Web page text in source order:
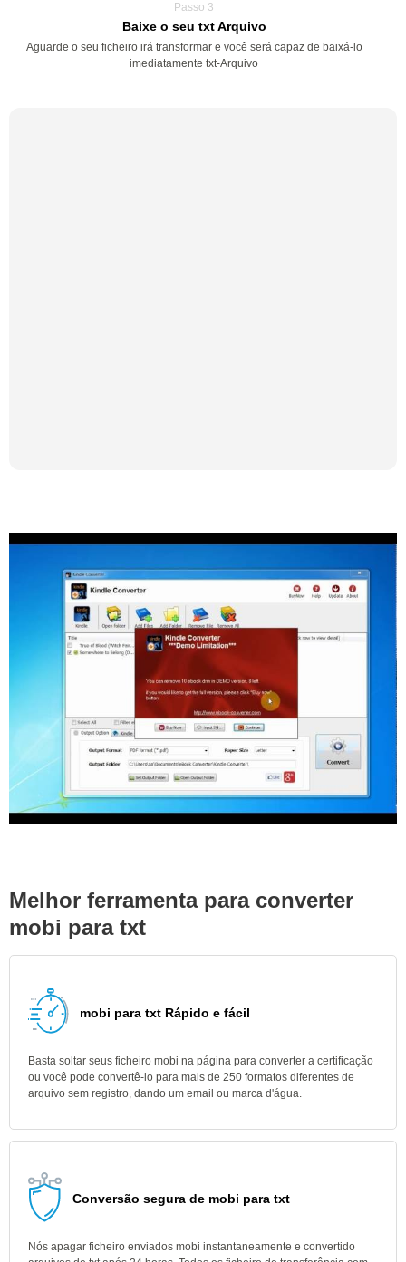
Passo 3
Baixe o seu txt Arquivo
Aguarde o seu ficheiro irá transformar e você será capaz de baixá-lo
imediatamente txt-Arquivo
Melhor ferramenta para converter
mobi para txt
mobi para txt Rápido e fácil
Basta soltar seus ficheiro mobi na página para converter a certificação
ou você pode convertê-lo para mais de 250 formatos diferentes de
arquivo sem registro, dando um email ou marca d'água.
Conversão segura de mobi para txt
Nós apagar ficheiro enviados mobi instantaneamente e convertido